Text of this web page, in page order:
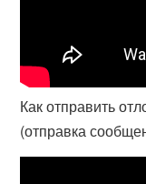
Как отправить
(отправка